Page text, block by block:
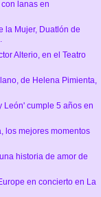
lanas en
la Mujer, Duatlón de
Alterio, en el Teatro
de Helena Pimienta,
León' cumple 5 años en
los mejores momentos
historia de amor de
en concierto en La